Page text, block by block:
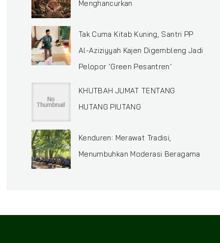
Menghancurkan
‎Tak Cuma Kitab Kuning, Santri PP
Al-Aziziyyah Kajen Digembleng Jadi
Pelopor ‘Green Pesantren’ ‎
KHUTBAH JUMAT TENTANG
HUTANG PIUTANG
Kenduren: Merawat Tradisi,
Menumbuhkan Moderasi Beragama